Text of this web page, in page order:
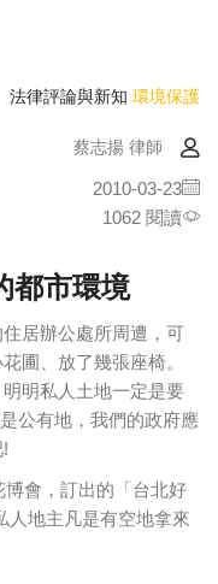
法律評論與新知 環境保護
蔡志揚 律師
2010-03-23
1062 閱讀
都市環境
居辦公處所周遭，可
圃、放了幾張座椅。
明私人土地一定是要
公有地，我們的政府應
會，訂出的「台北好
人地主凡是有空地拿來